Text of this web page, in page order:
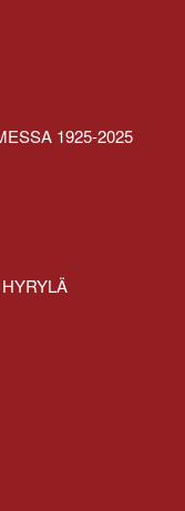
1925-2025